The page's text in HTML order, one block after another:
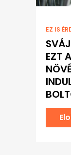
EZ IS
EZT